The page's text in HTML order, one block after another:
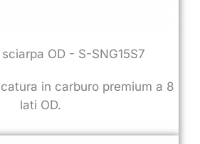
OD - S-SNG15S7
in carburo premium a 8
lati OD.